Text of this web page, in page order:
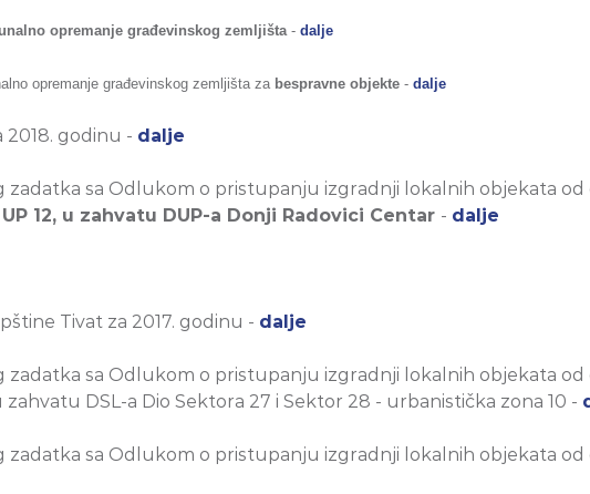
opremanje građevinskog zemljišta- dalje
opremanje građevinskog zemljišta za bespravne objekte - dalje
godinu - dalje
zadatka sa Odlukom o pristupanju izgradnji lokalnih objekata od
12, u zahvatu DUP-a Donji Radovici Centar - dalje
Tivat za 2017. godinu - dalje
zadatka sa Odlukom o pristupanju izgradnji lokalnih objekata od
zahvatu DSL-a Dio Sektora 27 i Sektor 28 - urbanistička zona 10 -
zadatka sa Odlukom o pristupanju izgradnji lokalnih objekata od